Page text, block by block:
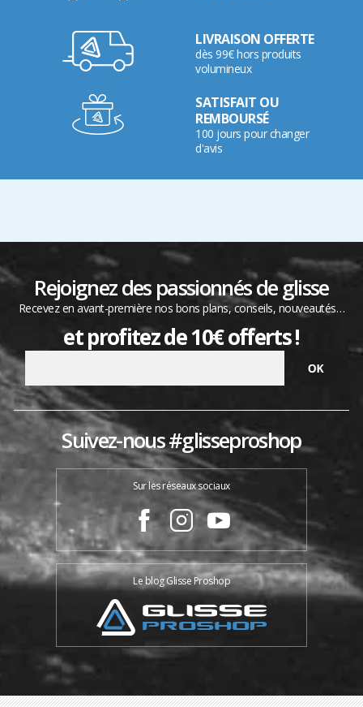
LIVRAISON OFFERTE
dès 99€ hors produits
volumineux
SATISFAIT OU
REMBOURSÉ
100 jours pour changer
d'avis
Rejoignez des passionnés de glisse
Recevez en avant-première nos bons plans, conseils, nouveautés…
et profitez de 10€ offerts !
Suivez-nous #glisseproshop
Sur les réseaux sociaux
Le blog Glisse Proshop